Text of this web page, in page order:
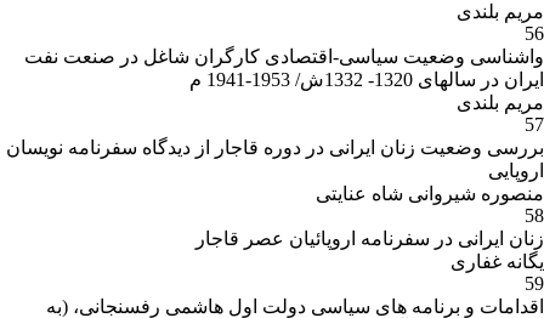
مریم بلندی
56
واشناسی وضعیت سیاسی-اقتصادی کارگران شاغل در صنعت نفت
ایران در سالهای 1320- 1332ش/ 1953-1941 م
مریم بلندی
57
بررسی وضعیت زنان ایرانی در دوره قاجار از دیدگاه سفرنامه نویسان
اروپایی
منصوره شیروانی شاه عنایتی
58
زنان ایرانی در سفرنامه اروپائیان عصر قاجار
یگانه غفاری
59
اقدامات و برنامه های سیاسی دولت اول هاشمی رفسنجانی، (به